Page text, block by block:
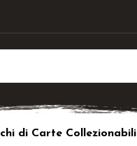
di Carte Collezionabili